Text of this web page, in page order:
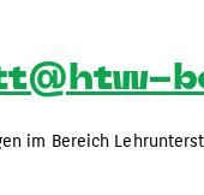
im Bereich